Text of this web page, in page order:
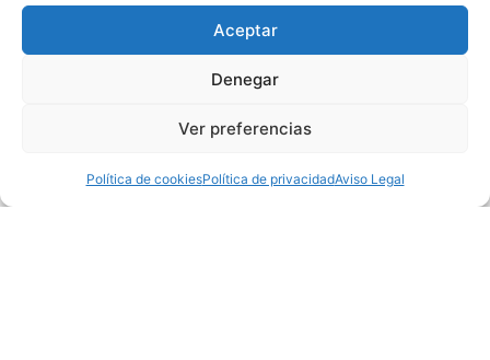
Aceptar
Denegar
Ver preferencias
Política de cookiesPolítica de privacidadAviso Legal
política de